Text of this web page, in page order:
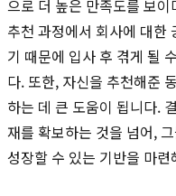
으로 더 높은 만족도를 보
추천 과정에서 회사에 대한
기 때문에 입사 후 겪게 될
다. 또한, 자신을 추천해준
하는 데 큰 도움이 됩니다.
재를 확보하는 것을 넘어,
성장할 수 있는 기반을 마련